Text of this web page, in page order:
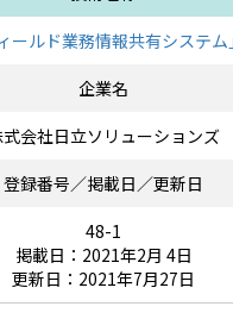
ールド業務情報共有システム」
会社日立ソリューションズ
48-1
掲載日：2021年2月 4日
更新日：2021年7月27日